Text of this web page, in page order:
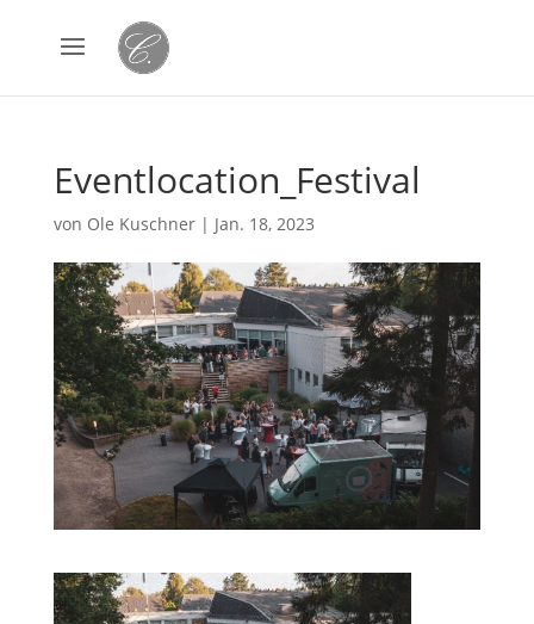
Eventlocation_Festival
von Ole Kuschner| Jan. 18, 2023